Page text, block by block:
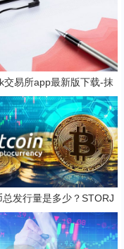
交易所app最新版下载-抹
ek交易所所有版本
总发行量是多少？STORJ
一项好的投资吗？